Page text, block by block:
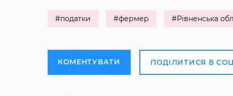
#податки #фермер #Рівненська
КОМЕНТУВАТИ ПОДІЛИТИСЯ В